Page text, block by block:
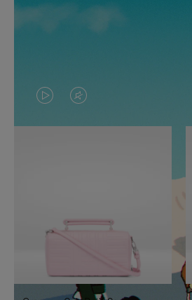
LA
VIDÉO
PAUSE,
APPUYEZ
SUR
LE
SON
DÉSACTIVÉ.
VEUILLEZ